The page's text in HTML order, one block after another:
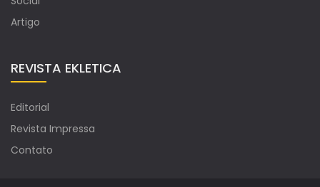
Artigo
REVISTA EKLETICA
Editorial
Revista Impressa
Contato